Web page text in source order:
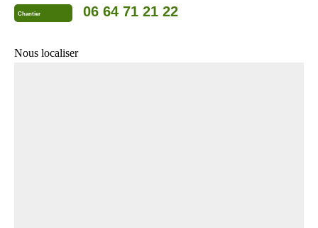
Chantier 06 64 71 21 22
Nous localiser